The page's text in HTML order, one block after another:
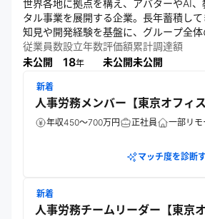
世界各地に拠点を構え、アバターやAI
タル事業を展開する企業。長年蓄積し
知見や開発経験を基盤に、グループ全体
や戦略的意思決定を担う。誰もが自分ら
きる新たな居場所をデジタル空間に拡げ
従業員数
未公開
設立年数
18年
評価額
未公開
累計調達額
未公開
新着
人事労務メンバー【東京オフィ
年収450～700万円 正社員 一部リモ
マッチ度を診断
新着
人事労務チームリーダー【東京